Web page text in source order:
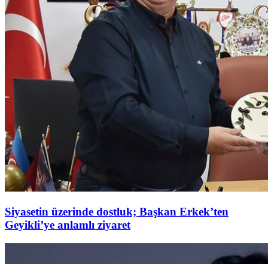
Siyasetin üzerinde dostluk; Başkan Erkek’ten
Geyikli’ye anlamlı ziyaret